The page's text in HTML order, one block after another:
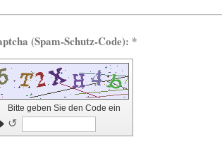
Captcha (Spam-Schutz-Code): *
Bitte geben Sie den Code ein
↺